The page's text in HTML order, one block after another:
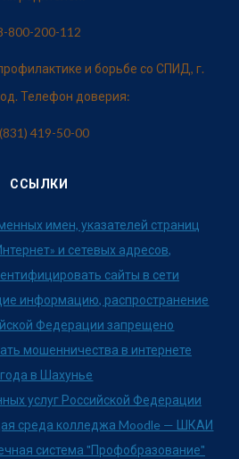
800-200-112
и борьбе со СПИД, г.
Телефон доверия:
419-50-00
ССЫЛКИ
имен, указателей страниц
и сетевых адресов,
сайты в сети
информацию, распространение
Федерации запрещено
мошенничества в интернете
в Шахунье
услуг Российской Федерации
среда колледжа Moodle — ШКАИ
система "Профобразование"